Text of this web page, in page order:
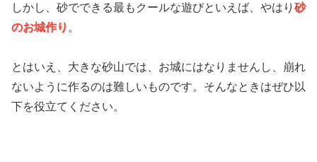
しかし、砂でできる最もクールな遊びといえば、やはり 砂
のお城作り 。
とはいえ、大きな砂山では、お城にはなりませんし、崩れ
ないように作るのは難しいものです。そんなときはぜひ以
下を役立てください。